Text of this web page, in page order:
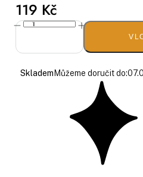
119 Kč
Skladem Můžeme doručit do: